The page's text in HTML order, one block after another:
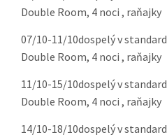
Double Room, 4 noci , raňajky
07/10-11/10dospelý v standard
Double Room, 4 noci , raňajky
11/10-15/10dospelý v standard
Double Room, 4 noci , raňajky
14/10-18/10dospelý v standard